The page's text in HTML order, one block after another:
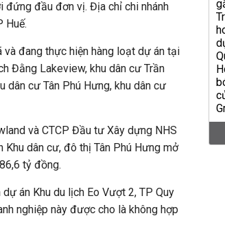
đầu đơn vị. Địa chỉ chi nhánh
Huế.
đang thực hiện hàng loạt dự án tại
Đằng Lakeview, khu dân cư Trần
dân cư Tân Phú Hưng, khu dân cư
và CTCP Đầu tư Xây dựng NHS
dân cư, đô thị Tân Phú Hưng mở
tỷ đồng.
án Khu du lịch Eo Vượt 2, TP Quy
nghiệp này được cho là không hợp